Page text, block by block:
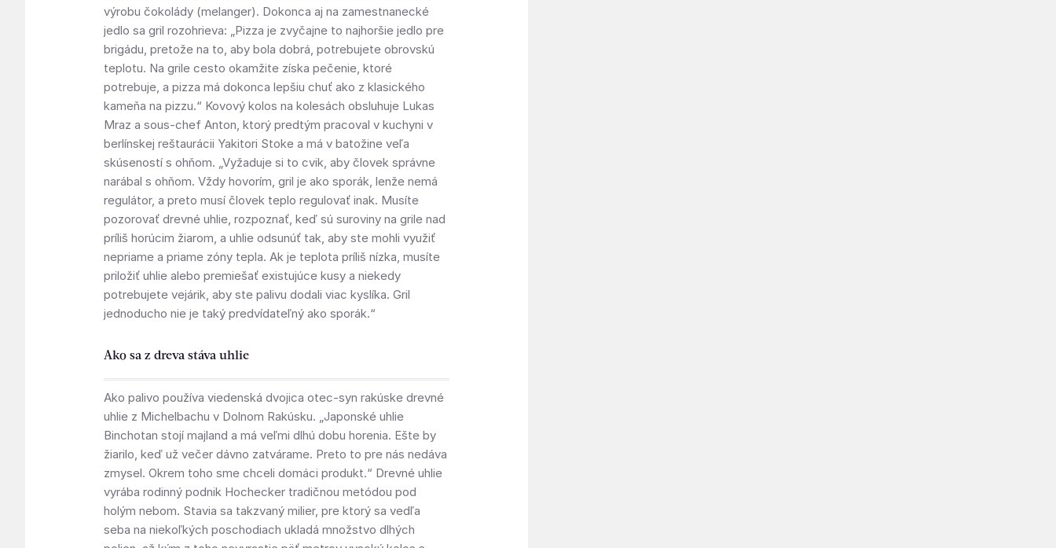
výrobu čokolády (melanger). Dokonca aj na zamestnanecké
jedlo sa gril rozohrieva: „Pizza je zvyčajne to najhoršie jedlo pre
brigádu, pretože na to, aby bola dobrá, potrebujete obrovskú
teplotu. Na grile cesto okamžite získa pečenie, ktoré
potrebuje, a pizza má dokonca lepšiu chuť ako z klasického
kameňa na pizzu.“ Kovový kolos na kolesách obsluhuje Lukas
Mraz a sous-chef Anton, ktorý predtým pracoval v kuchyni v
berlínskej reštaurácii Yakitori Stoke a má v batožine veľa
skúseností s ohňom. „Vyžaduje si to cvik, aby človek správne
narábal s ohňom. Vždy hovorím, gril je ako sporák, lenže nemá
regulátor, a preto musí človek teplo regulovať inak. Musíte
pozorovať drevné uhlie, rozpoznať, keď sú suroviny na grile nad
príliš horúcim žiarom, a uhlie odsunúť tak, aby ste mohli využiť
nepriame a priame zóny tepla. Ak je teplota príliš nízka, musíte
priložiť uhlie alebo premiešať existujúce kusy a niekedy
potrebujete vejárik, aby ste palivu dodali viac kyslíka. Gril
jednoducho nie je taký predvídateľný ako sporák.“
Ako sa z dreva stáva uhlie
Ako palivo používa viedenská dvojica otec-syn rakúske drevné
uhlie z Michelbachu v Dolnom Rakúsku. „Japonské uhlie
Binchotan stojí majland a má veľmi dlhú dobu horenia. Ešte by
žiarilo, keď už večer dávno zatvárame. Preto to pre nás nedáva
zmysel. Okrem toho sme chceli domáci produkt.“ Drevné uhlie
vyrába rodinný podnik Hochecker tradičnou metódou pod
holým nebom. Stavia sa takzvaný milier, pre ktorý sa vedľa
seba na niekoľkých poschodiach ukladá množstvo dlhých